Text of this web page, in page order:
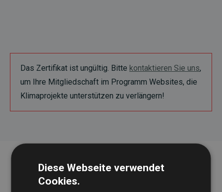
Das Zertifikat ist ungültig. Bitte kontaktieren Sie uns,
um Ihre Mitgliedschaft im Programm Websites, die
Klimaprojekte unterstützen zu verlängern!
Diese Webseite verwendet
Cookies.